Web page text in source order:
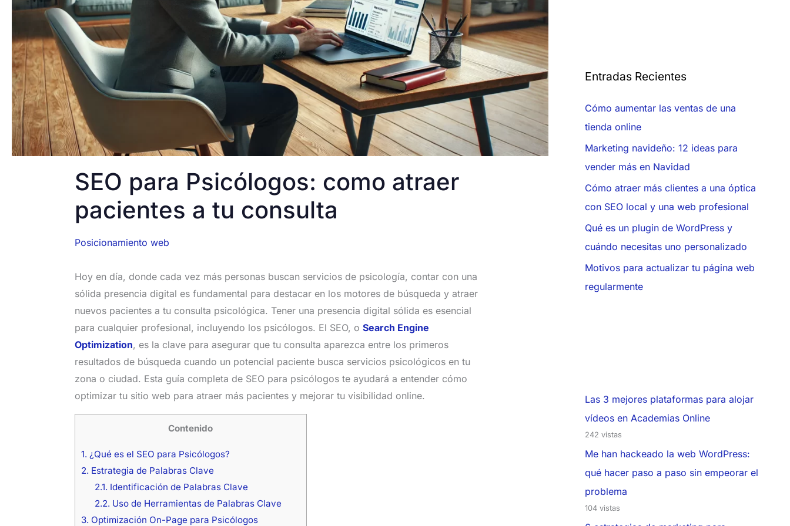
SEO para Psicólogos: como atraer
pacientes a tu consulta
Posicionamiento web
Hoy en día, donde cada vez más personas buscan servicios de psicología, contar con una
sólida presencia digital es fundamental para destacar en los motores de búsqueda y atraer
nuevos pacientes a tu consulta psicológica. Tener una presencia digital sólida es esencial
para cualquier profesional, incluyendo los psicólogos. El SEO, o Search Engine
Optimization, es la clave para asegurar que tu consulta aparezca entre los primeros
resultados de búsqueda cuando un potencial paciente busca servicios psicológicos en tu
zona o ciudad. Esta guía completa de SEO para psicólogos te ayudará a entender cómo
optimizar tu sitio web para atraer más pacientes y mejorar tu visibilidad online.
Contenido
1. ¿Qué es el SEO para Psicólogos?
2. Estrategia de Palabras Clave
2.1. Identificación de Palabras Clave
2.2. Uso de Herramientas de Palabras Clave
3. Optimización On-Page para Psicólogos
Entradas Recientes
Cómo aumentar las ventas de una
tienda online
Marketing navideño: 12 ideas para
vender más en Navidad
Cómo atraer más clientes a una óptica
con SEO local y una web profesional
Qué es un plugin de WordPress y
cuándo necesitas uno personalizado
Motivos para actualizar tu página web
regularmente
Las 3 mejores plataformas para alojar
vídeos en Academias Online
242 vistas
Me han hackeado la web WordPress:
qué hacer paso a paso sin empeorar el
problema
104 vistas